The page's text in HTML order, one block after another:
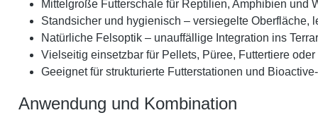
Mittelgroße Futterschale für Reptilien, Amphibien und
Standsicher und hygienisch – versiegelte Oberfläche,
Natürliche Felsoptik – unauffällige Integration ins
Vielseitig einsetzbar für Pellets, Püree, Futtertiere oder
Geeignet für strukturierte Futterstationen und
Anwendung und Kombination